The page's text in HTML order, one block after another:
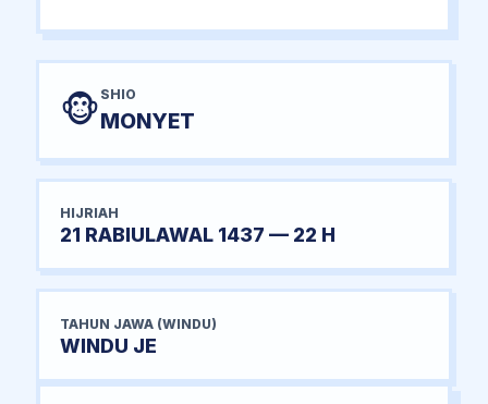
🐵 SHIO
MONYET
HIJRIAH
21 RABIULAWAL 1437 — 22 H
TAHUN JAWA (WINDU)
WINDU JE